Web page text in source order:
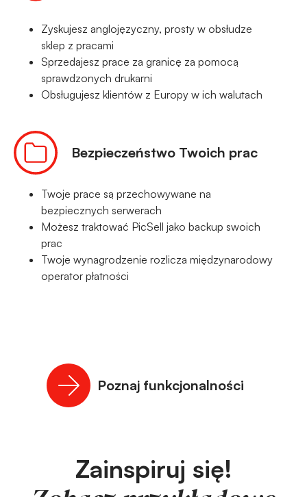
Zyskujesz anglojęzyczny, prosty w obsłudze
sklep z pracami
Sprzedajesz prace za granicę za pomocą
sprawdzonych drukarni
Obsługujesz klientów z Europy w ich walutach
Bezpieczeństwo Twoich prac
Twoje prace są przechowywane na
bezpiecznych serwerach
Możesz traktować PicSell jako backup swoich
prac
Twoje wynagrodzenie rozlicza międzynarodowy
operator płatności
Poznaj funkcjonalności
Zainspiruj się!